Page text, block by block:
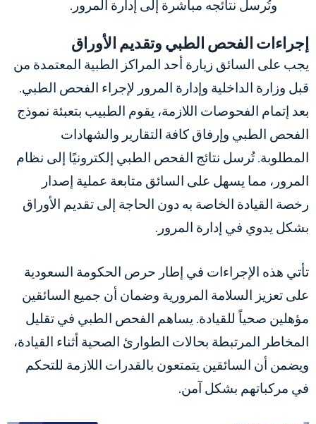
وتُرسل نتائجه مباشرة إلى إدارة المرور.
إجراءات الفحص الطبي وتقديم الأوراق
يجب على السائق زيارة أحد المراكز الطبية المعتمدة من
قبل وزارة الداخلية وإدارة المرور لإجراء الفحص الطبي.
بعد إتمام الفحوصات اللازمة، يقوم الطبيب بتعبئة نموذج
الفحص الطبي وإرفاق كافة التقارير والشهادات
المطلوبة. تُرسل نتائج الفحص الطبي إلكترونيًا إلى نظام
المرور، مما يسهل على السائق متابعة عملية إصدار
رخصة القيادة الخاصة به دون الحاجة إلى تقديم الأوراق
بشكل يدوي في إدارة المرور.
تأتي هذه الإجراءات في إطار حرص الحكومة السعودية
على تعزيز السلامة المرورية وضمان أن جميع السائقين
مؤهلين صحياً للقيادة. يساهم الفحص الطبي في تقليل
المخاطر المرتبطة بحالات الطوارئ الصحية أثناء القيادة،
ويضمن أن السائقين يتمتعون بالقدرات اللازمة للتحكم
في مركباتهم بشكل آمن.